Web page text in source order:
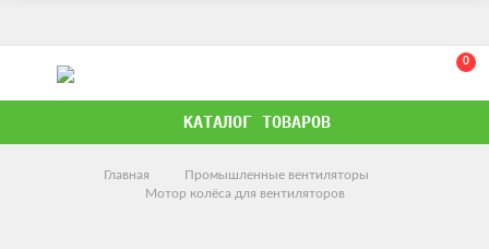
0
КАТАЛОГ ТОВАРОВ
Главная
Промышленные вентиляторы
Мотор колёса для вентиляторов